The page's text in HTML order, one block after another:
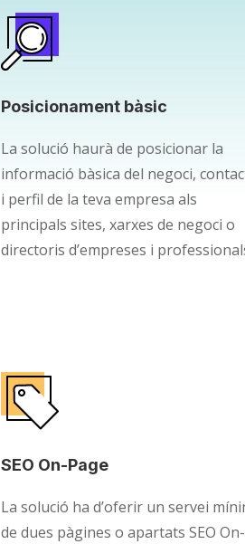
Posicionament bàsic
La solució haurà de posicionar la
informació bàsica del negoci,
i perfil de la teva empresa als
principals sites, xarxes de negoci o
directoris d’empreses i
SEO On-Page
La solució ha d’oferir un servei
de dues pàgines o apartats SEO On-